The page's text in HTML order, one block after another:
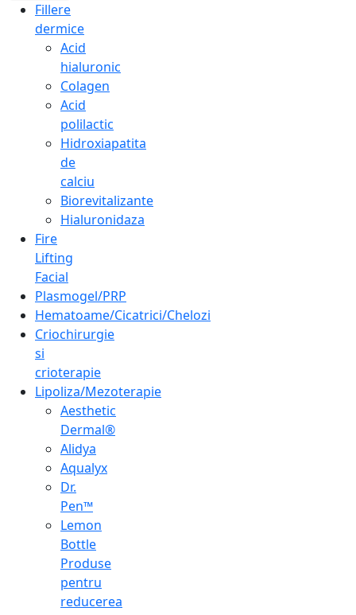
Fillere
dermice
Acid
hialuronic
Colagen
Acid
polilactic
Hidroxiapatita
de
calciu
Biorevitalizante
Hialuronidaza
Fire
Lifting
Facial
Plasmogel/PRP
Hematoame/Cicatrici/Chelozi
Criochirurgie
si
crioterapie
Lipoliza/Mezoterapie
Aesthetic
Dermal®
Alidya
Aqualyx
Dr.
Pen™
Lemon
Bottle
Produse
pentru
reducerea